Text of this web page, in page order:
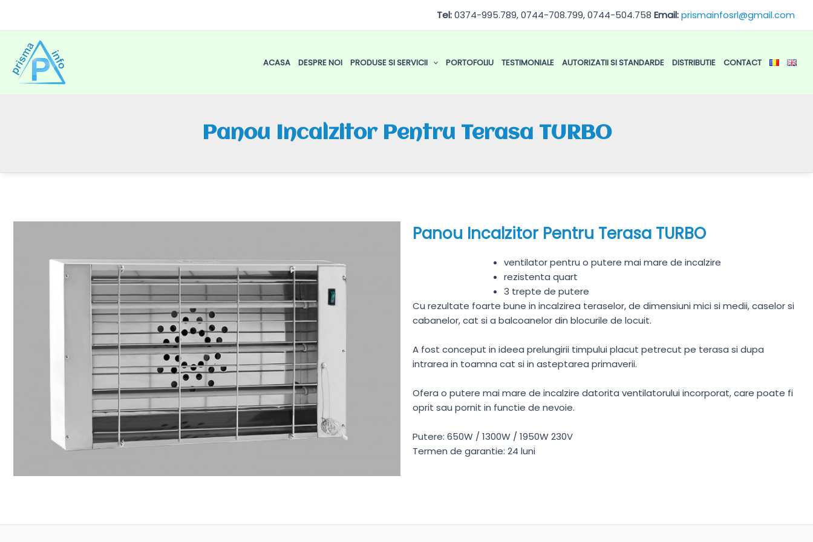
Tel:0374-995.789, 0744-708.799, 0744-504.758 Email:prismainfosrl@gmail.com
ACASA DESPRE NOI PRODUSE SI SERVICII PORTOFOLIU TESTIMONIALE AUTORIZATII SI STANDARDE DISTRIBUTIE CONTACT
Panou Incalzitor Pentru Terasa TURBO
Panou Incalzitor Pentru Terasa TURBO
ventilator pentru o putere mai mare de incalzire
rezistenta quart
3 trepte de putere
Cu rezultate foarte bune in incalzirea teraselor, de dimensiuni mici si medii, caselor si
cabanelor, cat si a balcoanelor din blocurile de locuit.
A fost conceput in ideea prelungirii timpului placut petrecut pe terasa si dupa
intrarea in toamna cat si in asteptarea primaverii.
Ofera o putere mai mare de incalzire datorita ventilatorului incorporat, care poate fi
oprit sau pornit in functie de nevoie.
Putere: 650W / 1300W / 1950W 230V
Termen de garantie: 24 luni